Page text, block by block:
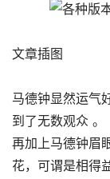
文章插图
马德钟显然运气
到了无数观众 。
再加上马德钟眉
花，可谓是相得